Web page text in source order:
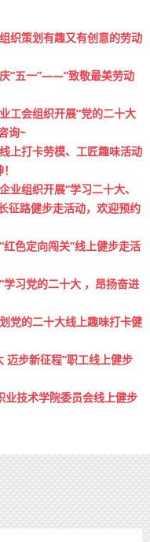
织策划有趣又有创意的劳动
“五一”——“致敬最美劳动
工会组织开展“党的二十大
询~
上打卡劳模、工匠趣味活动
组织开展“学习二十大、
征路健步走活动，欢迎预约
色定向闯关”线上健步走活
习党的二十大 ，昂扬奋进
党的二十大线上趣味打卡健
迈步新征程”职工线上健步
业技术学院委员会线上健步